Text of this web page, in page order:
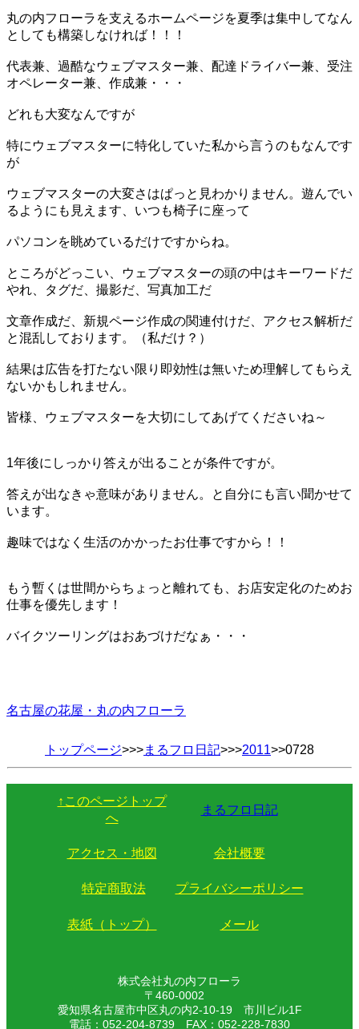
丸の内フローラを支えるホームページを夏季は集中してなん
としても構築しなければ！！！
代表兼、過酷なウェブマスター兼、配達ドライバー兼、受注
オペレーター兼、作成兼・・・
どれも大変なんですが
特にウェブマスターに特化していた私から言うのもなんです
が
ウェブマスターの大変さはぱっと見わかりません。遊んでい
るようにも見えます、いつも椅子に座って
パソコンを眺めているだけですからね。
ところがどっこい、ウェブマスターの頭の中はキーワードだ
やれ、タグだ、撮影だ、写真加工だ
文章作成だ、新規ページ作成の関連付けだ、アクセス解析だ
と混乱しております。（私だけ？）
結果は広告を打たない限り即効性は無いため理解してもらえ
ないかもしれません。
皆様、ウェブマスターを大切にしてあげてくださいね～
1年後にしっかり答えが出ることが条件ですが。
答えが出なきゃ意味がありません。と自分にも言い聞かせて
います。
趣味ではなく生活のかかったお仕事ですから！！
もう暫くは世間からちょっと離れても、お店安定化のためお
仕事を優先します！
バイクツーリングはおあづけだなぁ・・・
名古屋の花屋・丸の内フローラ
トップページ>>>まるフロ日記>>>2011>>0728
↑このページトップ
へ
まるフロ日記
アクセス・地図 会社概要
特定商取法 プライバシーポリシー
表紙（トップ） メール
株式会社丸の内フローラ
〒460-0002
愛知県名古屋市中区丸の内2-10-19 市川ビル1F
電話：052-204-8739 FAX：052-228-7830